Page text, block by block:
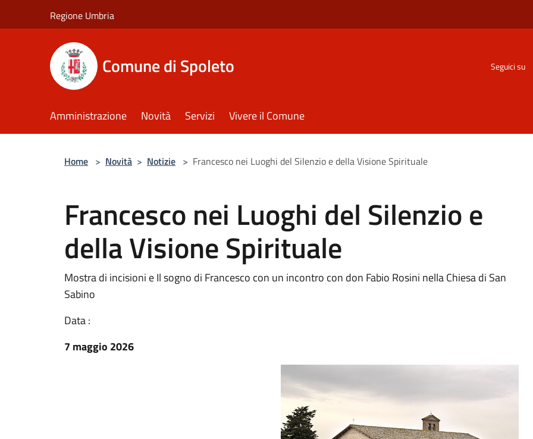
Regione Umbria
Comune di Spoleto Seguici su
Amministrazione Novità Servizi Vivere il Comune
Home > Novità > Notizie > Francesco nei Luoghi del Silenzio e della Visione Spirituale
Francesco nei Luoghi del Silenzio e
della Visione Spirituale
Mostra di incisioni e Il sogno di Francesco con un incontro con don Fabio Rosini nella Chiesa di San
Sabino
Data :
7 maggio 2026